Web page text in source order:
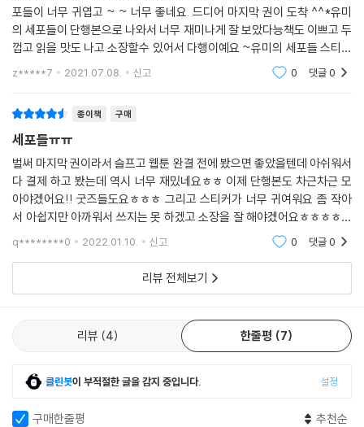
포들이 너무 귀엽고 ~ ~ 너무 좋네요. 드디어 마지막 권이 도착 ^^*유미
의 세포들이 단행본으로 나와서 너무 재미나게 잘 보았다능책도 이쁘고 두
껍고 읽을 맛도 나고 소장할수 있어서 다행이예요 ~유미의 세포들 스티커
까지 다 모았네 ~ 아까워서 쓰지는 않고 책과 함께 소장해야 하는데 금방
z*****7 2021.07.08. 신고 0 댓글0
종이책 구매
세포들ㅠㅠ
벌써 마지막 권이라서 슬프고 웹툰 완결 전에 봤으면 좋았을텐데 아쉬워서
다 결제 하고 봤는데 역시 너무 재밌네요ㅎㅎ 이제 단행본도 차근차근 모
아야겠어요!! 굿즈들도요ㅎㅎㅎ 그리고 스티커가 너무 귀여워요 좀 작아
서 아쉽지만 아까워서 쓰지는 못 하겠고 소장을 잘 해야겠어요ㅎㅎㅎㅎㅎ
만 완결 축하드려
q********0 2022.01.10. 신고 0 댓글0
리뷰 전체보기
리뷰 4 한줄평 7
클린봇이 부적절한 글을 감지 중입니다. 설정
구매한줄평 추천순